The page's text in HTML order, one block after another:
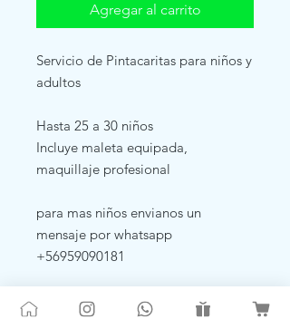
Agregar al carrito
Servicio de Pintacaritas para niños y
adultos
Hasta 25 a 30 niños
Incluye maleta equipada,
maquillaje profesional
para mas niños envianos un
mensaje por whatsapp
+56959090181
Duración: 1 hora con 30 minutos.